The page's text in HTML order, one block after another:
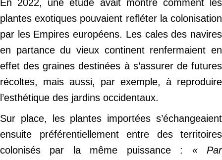
En 2022, une étude avait montré comment les
plantes exotiques pouvaient refléter la colonisation
par les Empires européens. Les cales des navires
en partance du vieux continent renfermaient en
effet des graines destinées à s’assurer de futures
récoltes, mais aussi, par exemple, à reproduire
l’esthétique des jardins occidentaux.
Sur place, les plantes importées s’échangeaient
ensuite préférentiellement entre des territoires
colonisés par la même puissance : « Par